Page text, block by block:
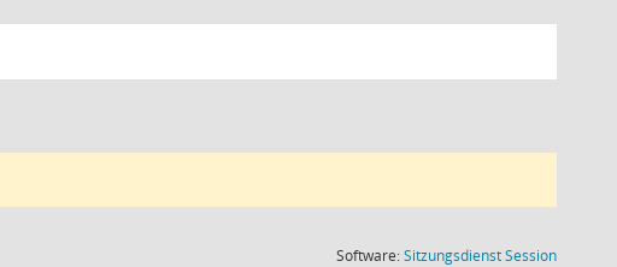
Software:SitzungsdienstSession(Wird in